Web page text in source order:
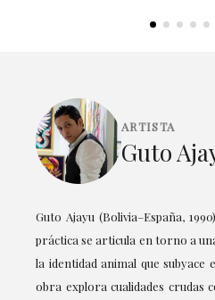
ARTISTA
Guto
Guto Ajayu (Bolivia–España,
práctica se articula en torno a
la identidad animal que subyace
obra explora cualidades crudas